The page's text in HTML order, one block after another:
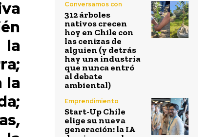
la
Conversamos con
312 árboles
nativos crecen
hoy en Chile con
las cenizas de
alguien (y detrás
hay una industria
que nunca entró
al debate
ambiental)
Emprendimiento
Start-Up Chile
elige su nueva
generación: la IA